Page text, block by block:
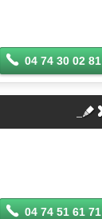
04 74 30 02 81
04 74 51 61 71